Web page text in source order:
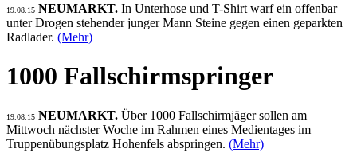
19.08.15 NEUMARKT. In Unterhose und T-Shirt warf ein offenbar
unter Drogen stehender junger Mann Steine gegen einen geparkten
Radlader. (Mehr)
1000 Fallschirmspringer
19.08.15 NEUMARKT. Über 1000 Fallschirmjäger sollen am
Mittwoch nächster Woche im Rahmen eines Medientages im
Truppenübungsplatz Hohenfels abspringen. (Mehr)